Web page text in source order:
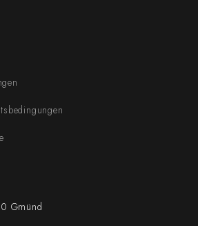
Gmünd